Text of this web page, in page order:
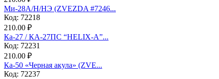
Ми-28А/Н/НЭ (ZVEZDA #7246...
Код: 72218
210.00 ₽
Ка-27 / КА-27ПС “HELIX-A”...
Код: 72231
210.00 ₽
Ка-50 «Черная акула» (ZVE...
Код: 72237